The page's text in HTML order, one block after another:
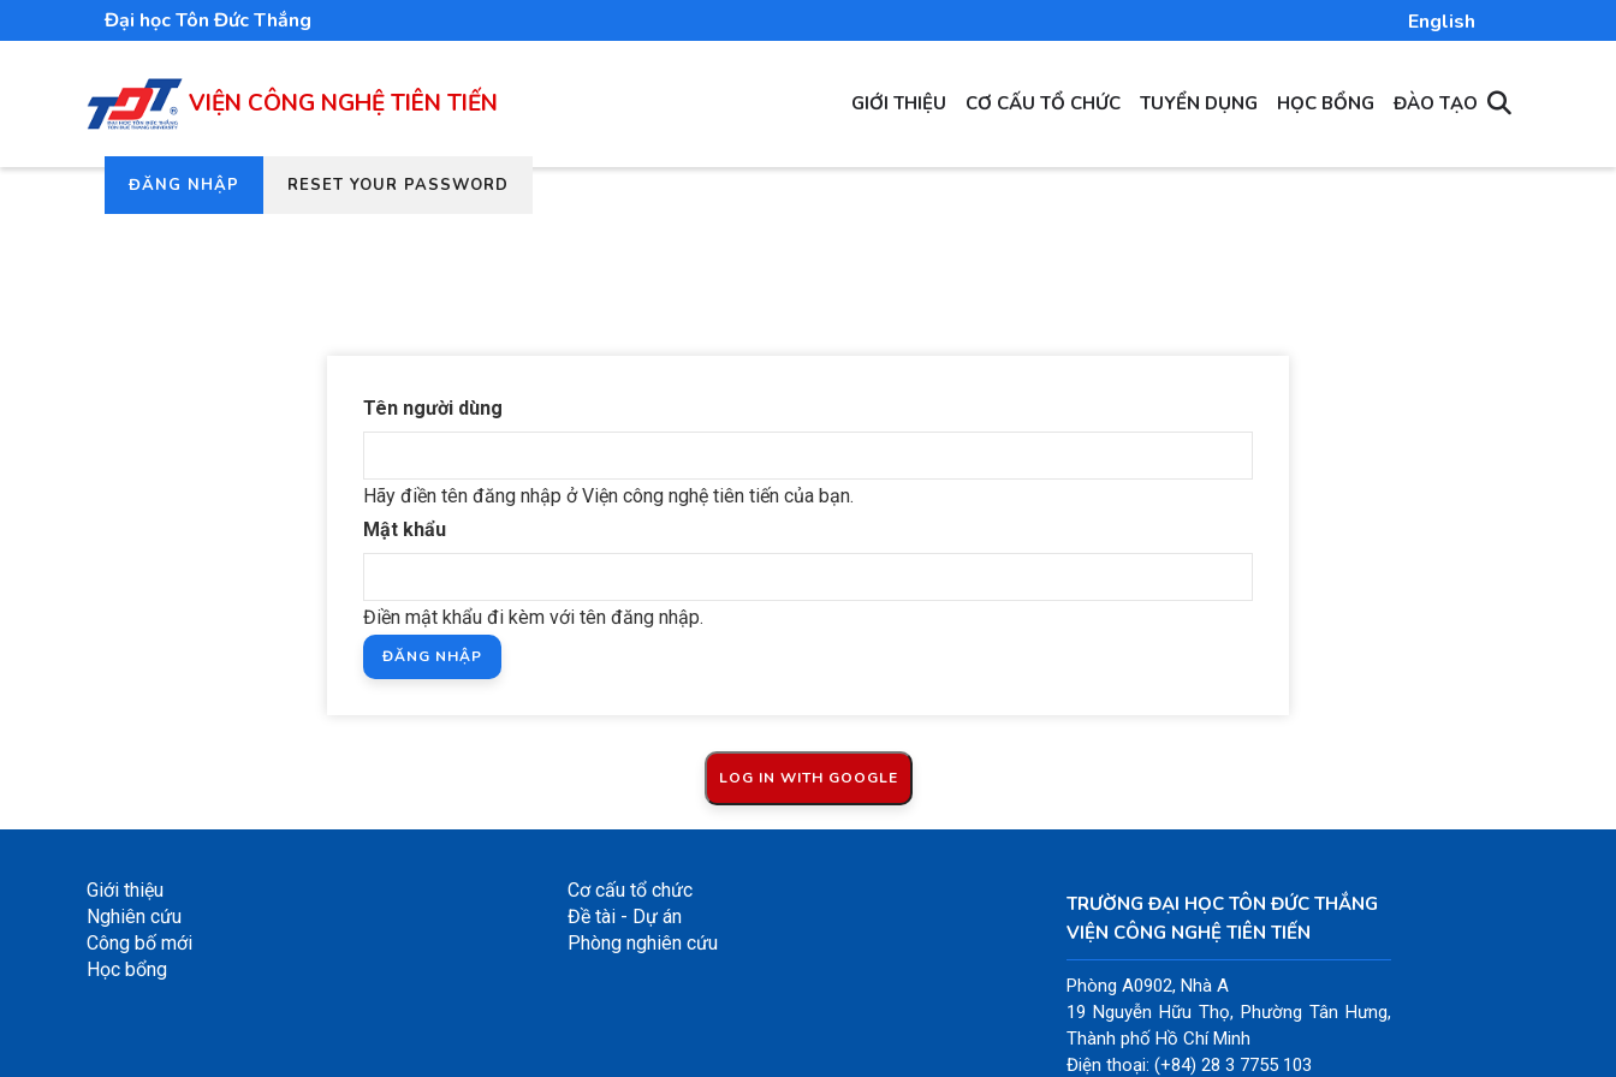
Đại học Tôn Đức Thắng English
VIỆN CÔNG NGHỆ TIÊN TIẾN
MAIN
NAVIGATION
GIỚI THIỆU CƠ CẤU TỔ CHỨC TUYỂN DỤNG HỌC BỔNG ĐÀO TẠO
Tab
chính
ĐĂNG NHẬP RESET YOUR PASSWORD
Tên người dùng
Hãy điền tên đăng nhập ở Viện công nghệ tiên tiến của bạn.
Mật khẩu
Điền mật khẩu đi kèm với tên đăng nhập.
Giới thiệu
Nghiên cứu
Công bố mới
Học bổng
Cơ cấu tổ chức
Đề tài - Dự án
Phòng nghiên cứu
TRƯỜNG ĐẠI HỌC TÔN ĐỨC THẮNG
VIỆN CÔNG NGHỆ TIÊN TIẾN
Phòng A0902, Nhà A
19 Nguyễn Hữu Thọ, Phường Tân Hưng,
Thành phố Hồ Chí Minh
Điện thoại: (+84) 28 3 7755 103